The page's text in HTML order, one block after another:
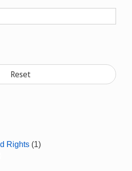
Reset
Rights (1)